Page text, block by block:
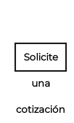
Solicite
una
cotización